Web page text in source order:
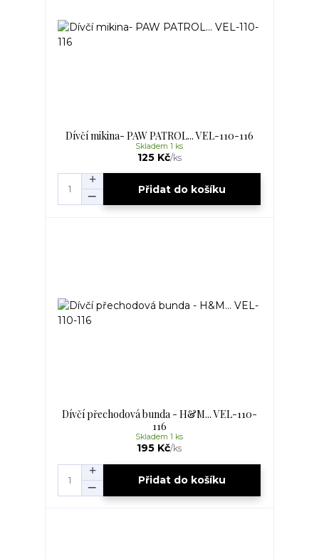
Dívčí mikina- PAW PATROL... VEL-110-116
125 Kč/ks
Skladem 1 ks
Přidat do košíku
Dívčí přechodová bunda - H&M... VEL-110-
116
195 Kč/ks
Skladem 1 ks
Přidat do košíku